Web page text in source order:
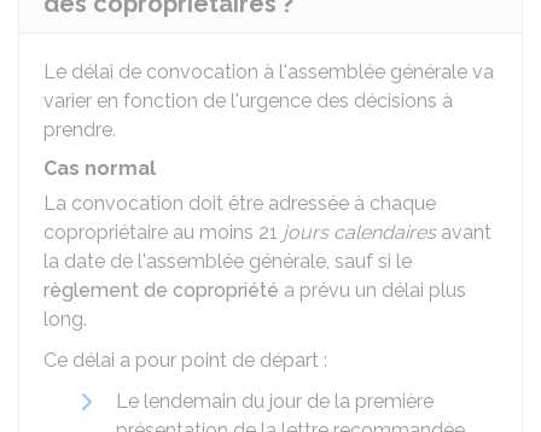
Le délai de convocation à l'assemblée générale va
varier en fonction de l'urgence des décisions à
prendre.
Cas normal
La convocation doit être adressée à chaque
copropriétaire au moins 21 jours calendairesavant
la date de l'assemblée générale, sauf si le
règlement de copropriété a prévu un délai plus
long.
Ce délai a pour point de départ :
Le lendemain du jour de la première